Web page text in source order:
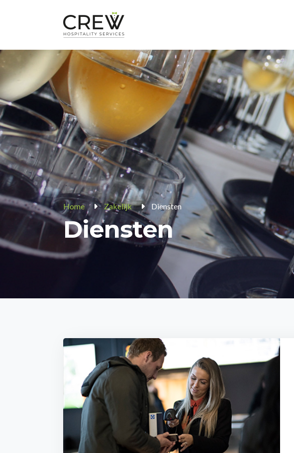
Home Zakelijk Diensten
Diensten